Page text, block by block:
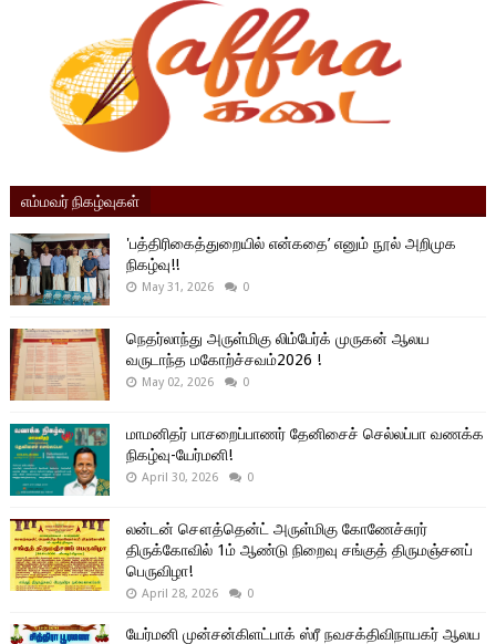
எம்மவர் நிகழ்வுகள்
'பத்திரிகைத்துறையில் என்கதை’ எனும் நூல் அறிமுக
நிகழ்வு!!
May 31, 2026 0
நெதர்லாந்து அருள்மிகு லிம்பேர்க் முருகன் ஆலய
வருடாந்த மகோற்ச்சவம்2026 !
May 02, 2026 0
மாமனிதர் பாசறைப்பாணர் தேனிசைச் செல்லப்பா வணக்க
நிகழ்வு-யேர்மனி!
April 30, 2026 0
லன்டன் சௌத்தென்ட் அருள்மிகு கோணேச்சுரர்
திருக்கோவில் 1ம் ஆண்டு நிறைவு சங்குத் திருமஞ்சனப்
பெருவிழா!
April 28, 2026 0
யேர்மனி முன்சன்கிளட்பாக் ஸ்ரீ நவசக்திவிநாயகர் ஆலய